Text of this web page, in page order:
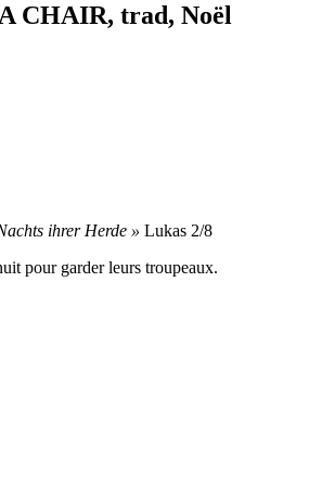
CHAIR, trad, Noël
ihrer Herde »Lukas 2/8
pour garder leurs troupeaux.